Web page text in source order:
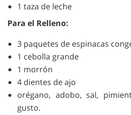
1 taza de leche
Para el Relleno:
3 paquetes de espinacas
1 cebolla grande
1 morrón
4 dientes de ajo
orégano, adobo, sal,
gusto.